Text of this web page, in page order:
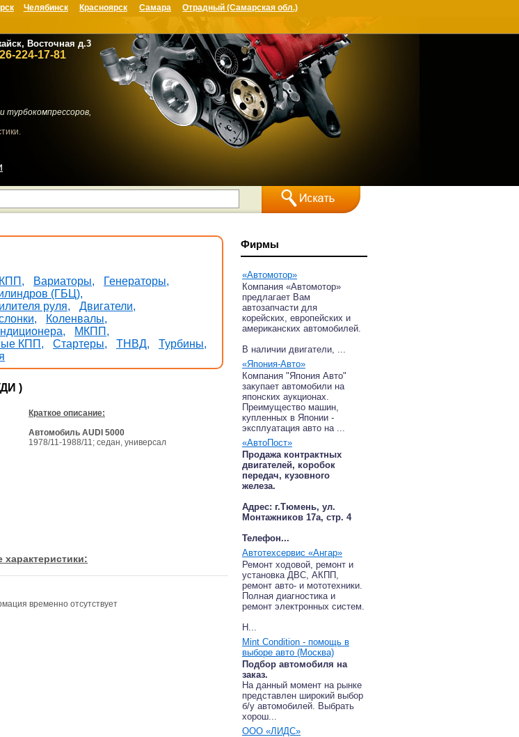
Восточная д.3
224-17-81
Челябинск Красноярск Самара
Отрадный (Самарская обл.)
турбокомпрессоров,
Вариаторы,
Генераторы,
(ГБЦ),
руля,
Двигатели,
Коленвалы,
МКПП,
КПП,
Стартеры, ТНВД,
Турбины,
)
Краткое описание:
Автомобиль AUDI 5000
1978/11-1988/11; седан, универсал
характеристики:
временно отсутствует
Фирмы
«Автомотор»
Компания «Автомотор»
предлагает Вам
автозапчасти для
корейских, европейских и
американских автомобилей.
В наличии двигатели, ...
«Япония-Авто»
Компания "Япония Авто"
закупает автомобили на
японских аукционах.
Преимущество машин,
купленных в Японии -
эксплуатация авто на ...
«АвтоПост»
Продажа контрактных
двигателей, коробок
передач, кузовного
железа.
Адрес: г.Тюмень, ул.
Монтажников 17а, стр. 4
Телефон...
Автотехсервис «Ангар»
Ремонт ходовой, ремонт и
установка ДВС, АКПП,
ремонт авто- и мототехники.
Полная диагностика и
ремонт электронных систем.
Н...
Mint Condition - помощь в
выборе авто (Москва)
Подбор автомобиля на
заказ.
На данный момент на рынке
представлен широкий выбор
б/у автомобилей. Выбрать
хорош...
ООО «ЛИДС»